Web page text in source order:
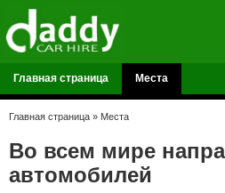
Главная страница Места
Главная страница » Места
Во всем мире
автомобилей